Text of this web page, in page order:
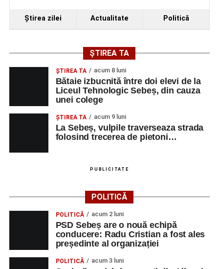
Ştirea zilei Actualitate Politică
ȘTIREA TA
ŞTIREA TA acum 8 luni
Bătaie izbucnită între doi elevi de la
Liceul Tehnologic Sebeș, din cauza
unei colege
ŞTIREA TA acum 9 luni
La Sebeș, vulpile traverseaza strada
folosind trecerea de pietoni…
PUBLICITATE
POLITICĂ
POLITICĂ acum 2 luni
PSD Sebeș are o nouă echipă
conducere: Radu Cristian a fost ales
președinte al organizației
POLITICĂ acum 3 luni